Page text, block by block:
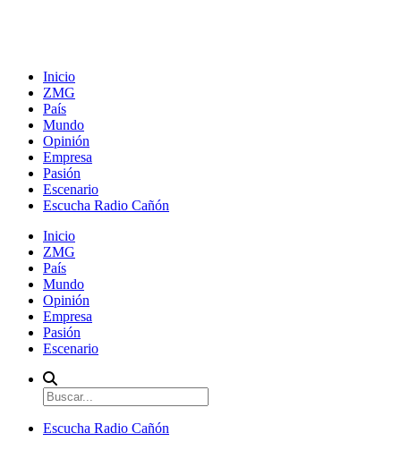
Inicio
ZMG
País
Mundo
Opinión
Empresa
Pasión
Escenario
Escucha Radio Cañón
Inicio
ZMG
País
Mundo
Opinión
Empresa
Pasión
Escenario
Escucha Radio Cañón